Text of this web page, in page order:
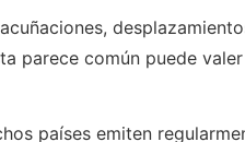
parece común puede
países emiten